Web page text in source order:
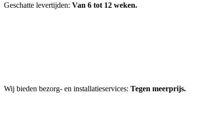
Geschatte levertijden: Van 6 tot 12 weken.
Wij bieden bezorg- en installatieservices: Tegen meerprijs.